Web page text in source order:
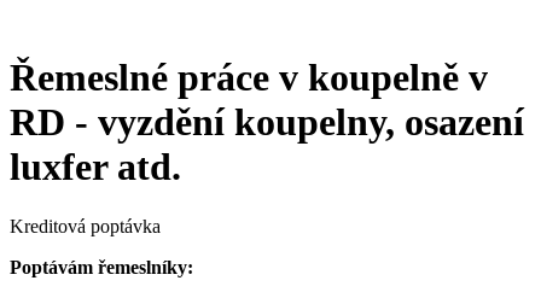
Řemeslné práce v koupelně v
RD - vyzdění koupelny, osazení
luxfer atd.
Kreditová poptávka
Poptávám řemeslníky: